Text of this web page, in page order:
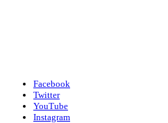
Facebook
Twitter
YouTube
Instagram